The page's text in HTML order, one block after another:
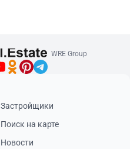
WRE Group
Застройщики
Поиск на карте
Новости